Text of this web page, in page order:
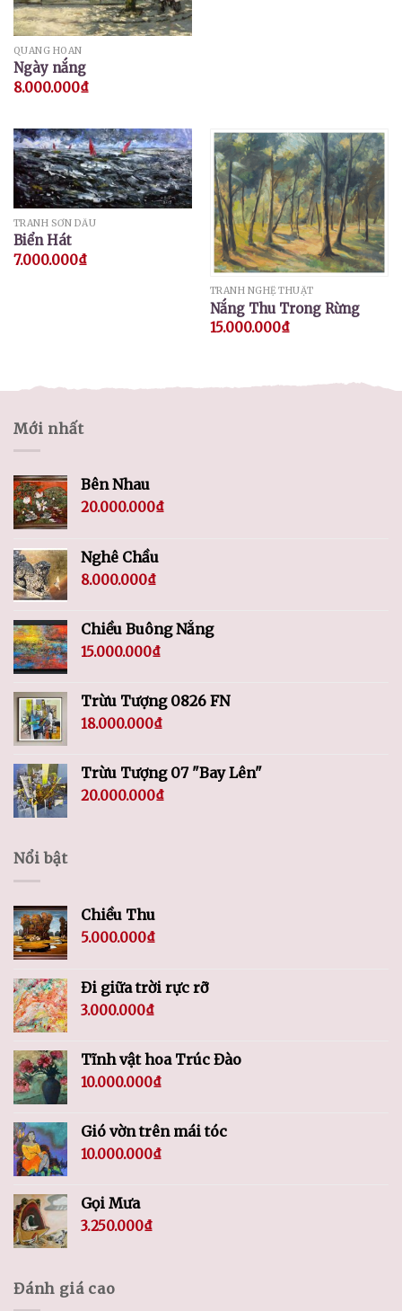
QUANG HOAN
Ngày nắng
8.000.000₫
TRANH SƠN DẦU
Biển Hát
7.000.000₫
TRANH NGHỆ THUẬT
Nắng Thu Trong Rừng
15.000.000₫
Mới nhất
Bên Nhau
20.000.000₫
Nghê Chầu
8.000.000₫
Chiều Buông Nắng
15.000.000₫
Trừu Tượng 0826 FN
18.000.000₫
Trừu Tượng 07 "Bay Lên"
20.000.000₫
Nổi bật
Chiều Thu
5.000.000₫
Đi giữa trời rực rỡ
3.000.000₫
Tĩnh vật hoa Trúc Đào
10.000.000₫
Gió vờn trên mái tóc
10.000.000₫
Gọi Mưa
3.250.000₫
Đánh giá cao